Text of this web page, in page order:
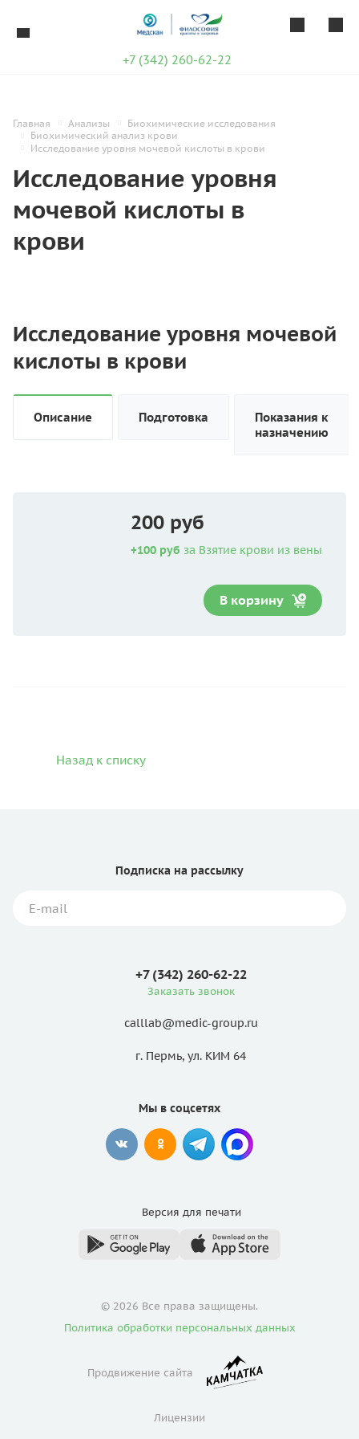
+7 (342) 260-62-22
Главная Анализы
Биохимические исследования
Биохимический анализ крови
Исследование уровня мочевой кислоты в крови
Исследование уровня
мочевой кислоты в
крови
Исследование уровня мочевой
кислоты в крови
Описание Подготовка
Показания к
назначению
200 руб
+100 руб за Взятие крови из вены
В корзину
Назад к списку
Подписка на рассылку
+7 (342) 260-62-22
Заказать звонок
calllab@medic-group.ru
г. Пермь, ул. КИМ 64
Мы в соцсетях
Версия для печати
© 2026 Все права защищены.
Политика обработки персональных данных
Продвижение сайта
Лицензии